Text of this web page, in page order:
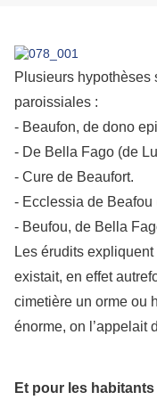
Plusieurs hypothèses
paroissiales :
- Beaufon, de dono
- De Bella Fago (de
- Cure de Beaufort.
- Ecclessia de Beafou
- Beufou, de Bella
Les érudits expliquent
existait, en effet
cimetière un orme ou
énorme, on l’appelait
Et pour les habitants